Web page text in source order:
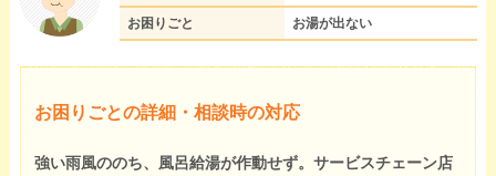
お困りごと お湯が出ない
お困りごとの詳細・相談時の対応
強い雨風ののち、風呂給湯が作動せず。サービスチェーン店